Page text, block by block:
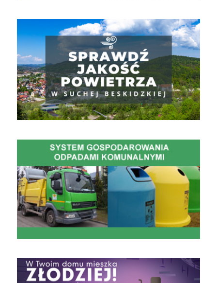
czyste powietrze